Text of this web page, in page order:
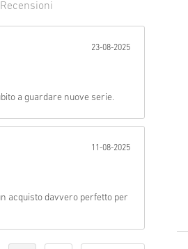
Recensioni
23-08-2025
a guardare nuove serie.
11-08-2025
acquisto davvero perfetto per